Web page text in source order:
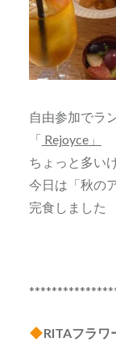
自由参加でラ
「 Rejoyce」
ちょっと多い
今日は「秋の
完食しました
RITAフラワ